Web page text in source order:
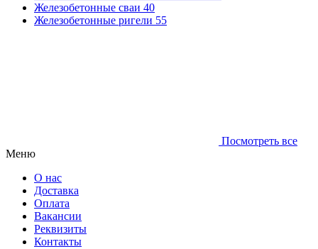
Железобетонные сваи 40
Железобетонные ригели 55
Посмотреть все
Меню
О нас
Доставка
Оплата
Вакансии
Реквизиты
Контакты